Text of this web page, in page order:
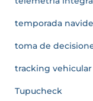
temporada
toma de
tracking vehicular
Tupucheck